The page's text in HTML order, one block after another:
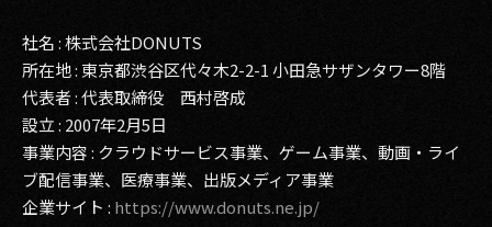
社名 : 株式会社DONUTS
所在地 : 東京都渋谷区代々木2-2-1 小田急サザンタワー8階
代表者 : 代表取締役 西村啓成
設立 : 2007年2月5日
事業内容 : クラウドサービス事業、ゲーム事業、動画・ライ
ブ配信事業、医療事業、出版メディア事業
企業サイト : https://www.donuts.ne.jp/